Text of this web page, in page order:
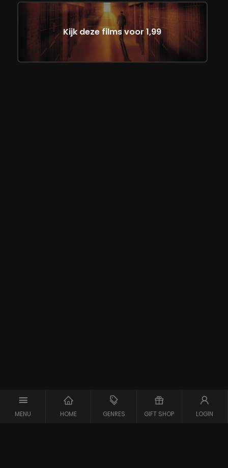
MENU HOME GENRES GIFT SHOP LOGIN
Kijk deze films voor 1,99